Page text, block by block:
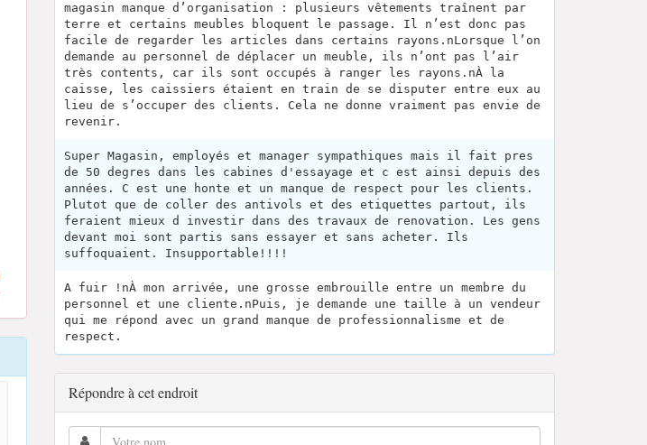
magasin manque d’organisation : plusieurs vêtements traînent par
terre et certains meubles bloquent le passage. Il n’est donc pas
facile de regarder les articles dans certains rayons.nLorsque l’on
demande au personnel de déplacer un meuble, ils n’ont pas l’air
très contents, car ils sont occupés à ranger les rayons.nÀ la
caisse, les caissiers étaient en train de se disputer entre eux au
lieu de s’occuper des clients. Cela ne donne vraiment pas envie de
revenir.
Super Magasin, employés et manager sympathiques mais il fait pres
de 50 degres dans les cabines d'essayage et c est ainsi depuis des
années. C est une honte et un manque de respect pour les clients.
Plutot que de coller des antivols et des etiquettes partout, ils
feraient mieux d investir dans des travaux de renovation. Les gens
devant moi sont partis sans essayer et sans acheter. Ils
suffoquaient. Insupportable!!!!
A fuir !nÀ mon arrivée, une grosse embrouille entre un membre du
personnel et une cliente.nPuis, je demande une taille à un vendeur
qui me répond avec un grand manque de professionnalisme et de
respect.
Répondre à cet endroit